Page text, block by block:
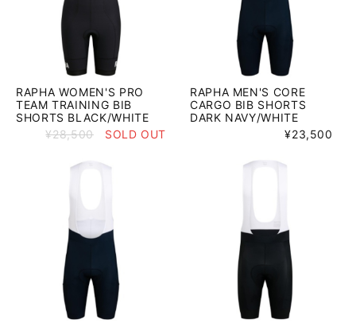
RAPHA WOMEN'S PRO
TEAM TRAINING BIB
SHORTS BLACK/WHITE
¥28,500
SOLD OUT
RAPHA MEN'S CORE
CARGO BIB SHORTS
DARK NAVY/WHITE
¥23,500